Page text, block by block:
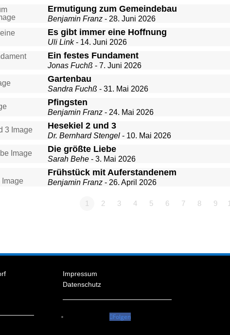
Ermutigung zum Gemeindebau
Benjamin Franz - 28. Juni 2026
Es gibt immer eine Hoffnung
Uli Link- 14. Juni 2026
Ein festes Fundament
Jonas Fuchß - 7. Juni 2026
Gartenbau
Sandra Fuchß - 31. Mai 2026
Pfingsten
Benjamin Franz - 24. Mai 2026
Hesekiel 2 und 3
Dr. Bernhard Stengel - 10. Mai 2026
Die größte Liebe
Sarah Behe - 3. Mai 2026
Frühstück mit Auferstandenem
Benjamin Franz - 26. April 2026
1 2 3 4 5 6 7 8 9
Impressum
Datenschutz
Folgen